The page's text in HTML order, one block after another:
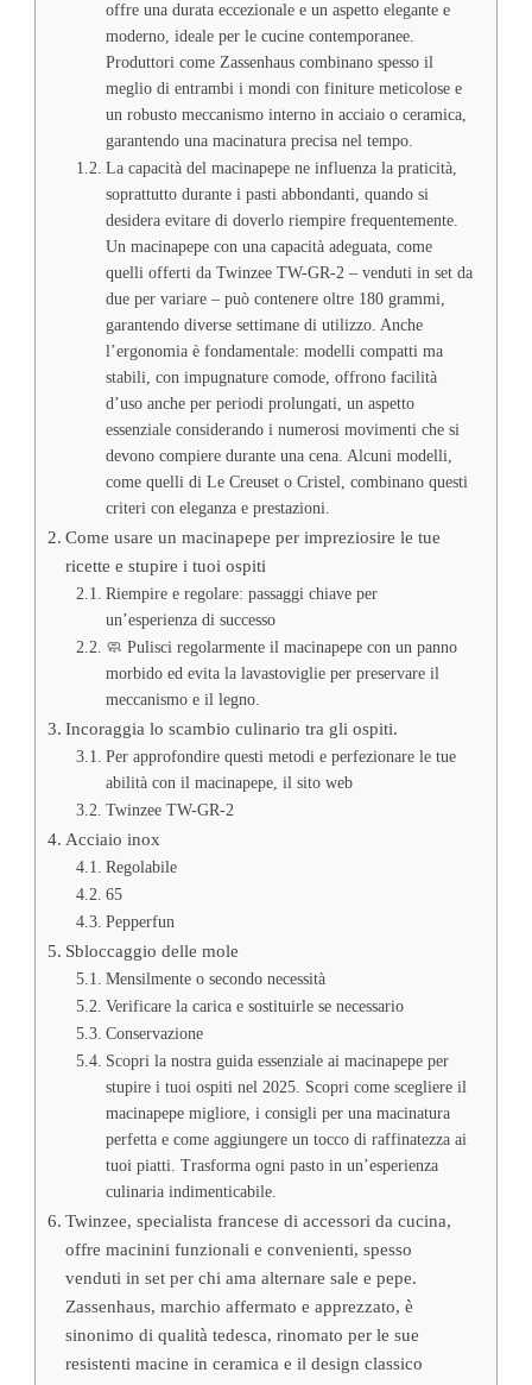
offre una durata eccezionale e un aspetto elegante e
moderno, ideale per le cucine contemporanee.
Produttori come Zassenhaus combinano spesso il
meglio di entrambi i mondi con finiture meticolose e
un robusto meccanismo interno in acciaio o ceramica,
garantendo una macinatura precisa nel tempo.
La capacità del macinapepe ne influenza la praticità,
soprattutto durante i pasti abbondanti, quando si
desidera evitare di doverlo riempire frequentemente.
Un macinapepe con una capacità adeguata, come
quelli offerti da Twinzee TW-GR-2 – venduti in set da
due per variare – può contenere oltre 180 grammi,
garantendo diverse settimane di utilizzo. Anche
l’ergonomia è fondamentale: modelli compatti ma
stabili, con impugnature comode, offrono facilità
d’uso anche per periodi prolungati, un aspetto
essenziale considerando i numerosi movimenti che si
devono compiere durante una cena. Alcuni modelli,
come quelli di Le Creuset o Cristel, combinano questi
criteri con eleganza e prestazioni.
Come usare un macinapepe per impreziosire le tue
ricette e stupire i tuoi ospiti
Riempire e regolare: passaggi chiave per
un’esperienza di successo
🧼 Pulisci regolarmente il macinapepe con un panno
morbido ed evita la lavastoviglie per preservare il
meccanismo e il legno.
Incoraggia lo scambio culinario tra gli ospiti.
Per approfondire questi metodi e perfezionare le tue
abilità con il macinapepe, il sito web
Twinzee TW-GR-2
Acciaio inox
Regolabile
65
Pepperfun
Sbloccaggio delle mole
Mensilmente o secondo necessità
Verificare la carica e sostituirle se necessario
Conservazione
Scopri la nostra guida essenziale ai macinapepe per
stupire i tuoi ospiti nel 2025. Scopri come scegliere il
macinapepe migliore, i consigli per una macinatura
perfetta e come aggiungere un tocco di raffinatezza ai
tuoi piatti. Trasforma ogni pasto in un’esperienza
culinaria indimenticabile.
Twinzee, specialista francese di accessori da cucina,
offre macinini funzionali e convenienti, spesso
venduti in set per chi ama alternare sale e pepe.
Zassenhaus, marchio affermato e apprezzato, è
sinonimo di qualità tedesca, rinomato per le sue
resistenti macine in ceramica e il design classico